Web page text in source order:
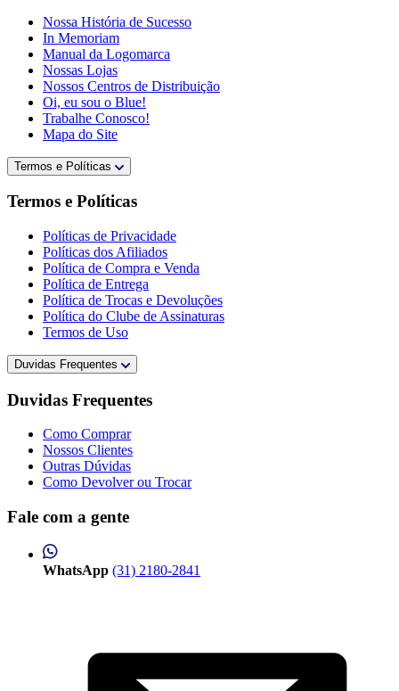
Nossa História de Sucesso
In Memoriam
Manual da Logomarca
Nossas Lojas
Nossos Centros de Distribuição
Oi, eu sou o Blue!
Trabalhe Conosco!
Mapa do Site
Termos e Políticas
Termos e Políticas
Políticas de Privacidade
Políticas dos Afiliados
Política de Compra e Venda
Política de Entrega
Política de Trocas e Devoluções
Política do Clube de Assinaturas
Termos de Uso
Duvidas Frequentes
Duvidas Frequentes
Como Comprar
Nossos Clientes
Outras Dúvidas
Como Devolver ou Trocar
Fale com a gente
WhatsApp (31) 2180-2841